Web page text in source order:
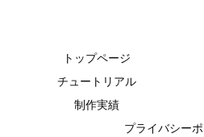
トップページ
チュートリアル
制作実績
プライバシー